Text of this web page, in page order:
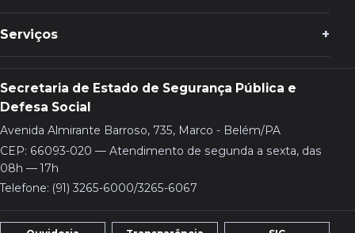
Serviços
Secretaria de Estado de Segurança Pública e
Defesa Social
Avenida Almirante Barroso, 735, Marco - Belém/PA
CEP: 66093-020 — Atendimento de segunda a sexta, das
08h — 17h
Telefone: (91) 3265-6000/3265-6067